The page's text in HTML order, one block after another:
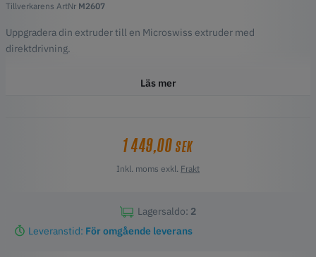
Tillverkarens ArtNr M2607
Uppgradera din extruder till en Microswiss extruder med
direktdrivning.
Läs mer
1 449,00SEK
Inkl. moms exkl. Frakt
Lagersaldo: 2
Leveranstid: För omgående leverans